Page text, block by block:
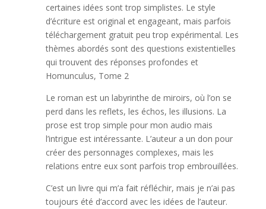
certaines idées sont trop simplistes. Le style
d’écriture est original et engageant, mais parfois
téléchargement gratuit peu trop expérimental. Les
thèmes abordés sont des questions existentielles
qui trouvent des réponses profondes et
Homunculus, Tome 2
Le roman est un labyrinthe de miroirs, où l’on se
perd dans les reflets, les échos, les illusions. La
prose est trop simple pour mon audio mais
l’intrigue est intéressante. L’auteur a un don pour
créer des personnages complexes, mais les
relations entre eux sont parfois trop embrouillées.
C’est un livre qui m’a fait réfléchir, mais je n’ai pas
toujours été d’accord avec les idées de l’auteur.